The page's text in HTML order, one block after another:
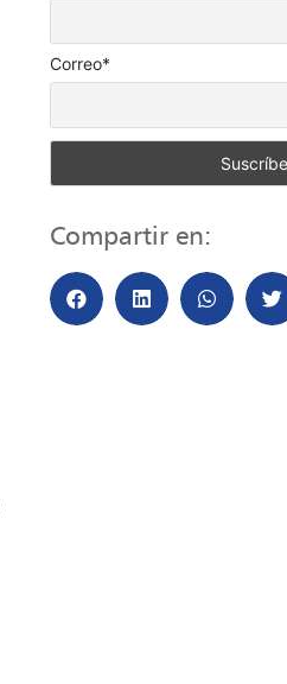
Correo*
Compartir en: